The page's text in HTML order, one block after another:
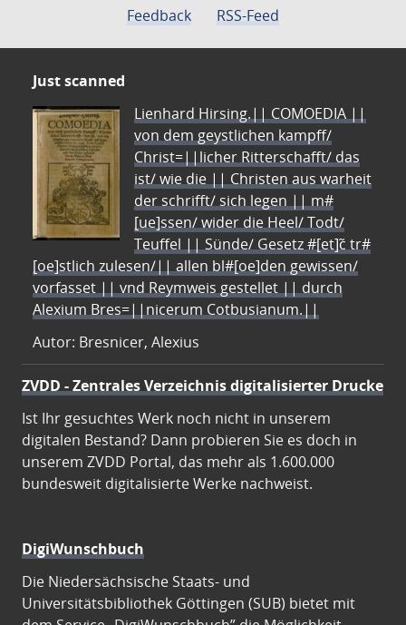
Feedback
RSS-Feed
Just scanned
Lienhard Hirsing.|| COMOEDIA ||
von dem geystlichen kampff/
Christ=||licher Ritterschafft/ das
ist/ wie die || Christen aus warheit
der schrifft/ sich legen || m#
[ue]ssen/ wider die Heel/ Todt/
Teuffel || Sünde/ Gesetz #[et]c̃ tr#
[oe]stlich zulesen/|| allen bl#[oe]den gewissen/
vorfasset || vnd Reymweis gestellet || durch
Alexium Bres=||nicerum Cotbusianum.||
Autor: Bresnicer, Alexius
ZVDD - Zentrales Verzeichnis digitalisierter Drucke
Ist Ihr gesuchtes Werk noch nicht in unserem
digitalen Bestand? Dann probieren Sie es doch in
unserem ZVDD Portal, das mehr als 1.600.000
bundesweit digitalisierte Werke nachweist.
DigiWunschbuch
Die Niedersächsische Staats- und
Universitätsbibliothek Göttingen (SUB) bietet mit